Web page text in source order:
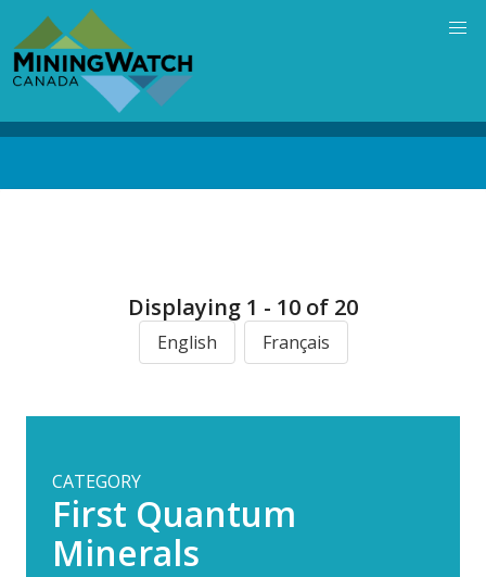
main
content
Displaying 1 - 10 of 20
English Français
CATEGORY
First Quantum
Minerals